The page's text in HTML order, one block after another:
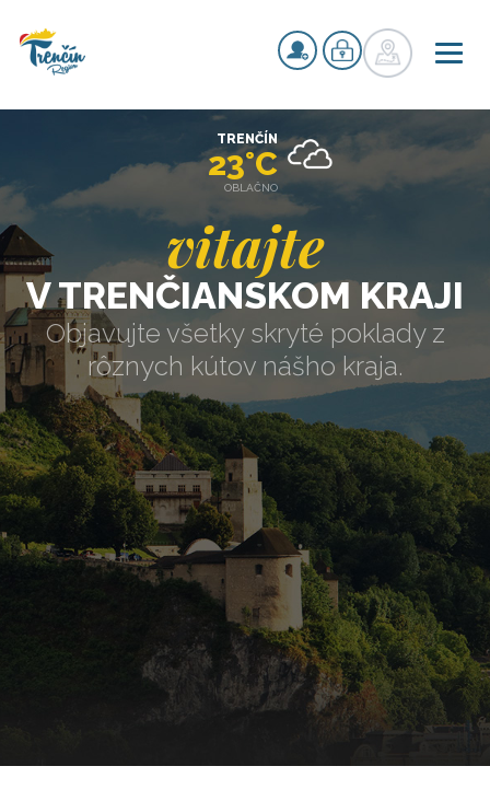
vitajte
V TRENČIANSKOM KRAJI
Objavujte všetky skryté poklady z
rôznych kútov nášho kraja.
TRENČÍN
23°C
OBLAČNO